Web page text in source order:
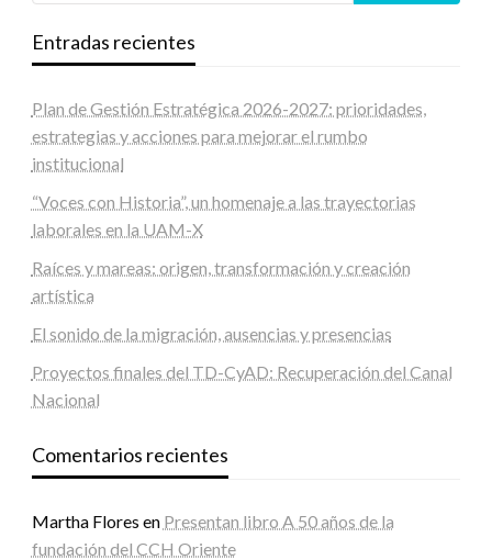
Entradas recientes
Plan de Gestión Estratégica 2026-2027: prioridades,
estrategias y acciones para mejorar el rumbo
institucional
“Voces con Historia”, un homenaje a las trayectorias
laborales en la UAM-X
Raíces y mareas: origen, transformación y creación
artística
El sonido de la migración, ausencias y presencias
Proyectos finales del TD-CyAD: Recuperación del Canal
Nacional
Comentarios recientes
Martha Flores en Presentan libro A 50 años de la
fundación del CCH Oriente